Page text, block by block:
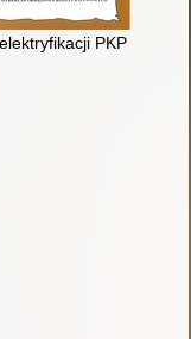
: poradnik inżyniera
PKP : praca
nakładki